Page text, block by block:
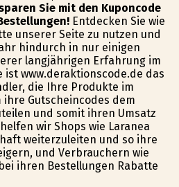
Sie mit den Kuponcode
Entdecken Sie wie
unserer Seite zu nutzen und
hindurch in nur einigen
langjährigen Erfahrung im
ist www.deraktionscode.de das
die Ihre Produkte im
Gutscheincodes dem
und somit ihren Umsatz
wir Shops wie Laranea
weiterzuleiten und so ihre
und Verbrauchern wie
ihren Bestellungen Rabatte